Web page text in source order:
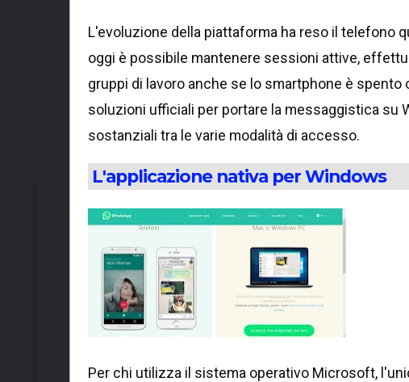
L'evoluzione della piattaforma ha reso il telefono
oggi è possibile mantenere sessioni attive,
gruppi di lavoro anche se lo smartphone è
soluzioni ufficiali per portare la messaggistica su
sostanziali tra le varie modalità di accesso.
L'applicazione nativa per Windows
Per chi utilizza il sistema operativo Microsoft,